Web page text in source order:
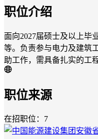
职位介绍
面向2027届硕士及以上毕
等。负责参与电力及建筑
助工作，需具备扎实的工
职位来源
在招职位：7